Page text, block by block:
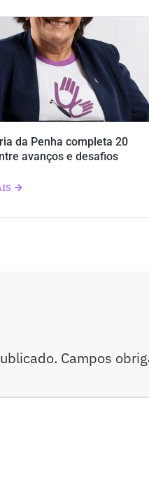
da Penha completa 20
avanços e desafios
Campos